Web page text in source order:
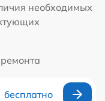
необходимых
бесплатно